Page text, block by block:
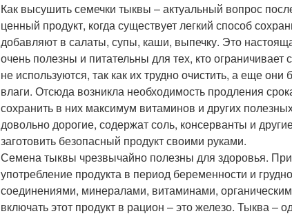
Как высушить семечки тыквы – актуальный вопрос
ценный продукт, когда существует легкий способ
добавляют в салаты, супы, каши, выпечку. Это
очень полезны и питательны для тех, кто
не используются, так как их трудно очистить, а еще
влаги. Отсюда возникла необходимость продления
сохранить в них максимум витаминов и других
довольно дорогие, содержат соль, консерванты и
заготовить безопасный продукт своими руками.
Семена тыквы чрезвычайно полезны для здоровья.
употребление продукта в период беременности и
соединениями, минералами, витаминами,
включать этот продукт в рацион – это железо. Тыква